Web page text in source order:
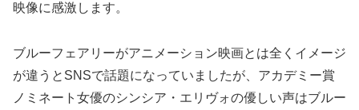
映像に感激します。
ブルーフェアリーがアニメーション映画とは全くイメージ
が違うとSNSで話題になっていましたが、アカデミー賞
ノミネート女優のシンシア・エリヴォの優しい声はブルー